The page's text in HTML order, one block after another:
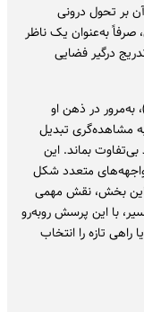
بر تحول درونی
به‌عنوان یک ناظر
درگیر فضایی
در ذهن او
مشاهده‌گری تبدیل
بماند. این
متعدد شکل
این بخش، نقش مهمی
با این پرسش روبه‌رو
راهی تازه را انتخاب